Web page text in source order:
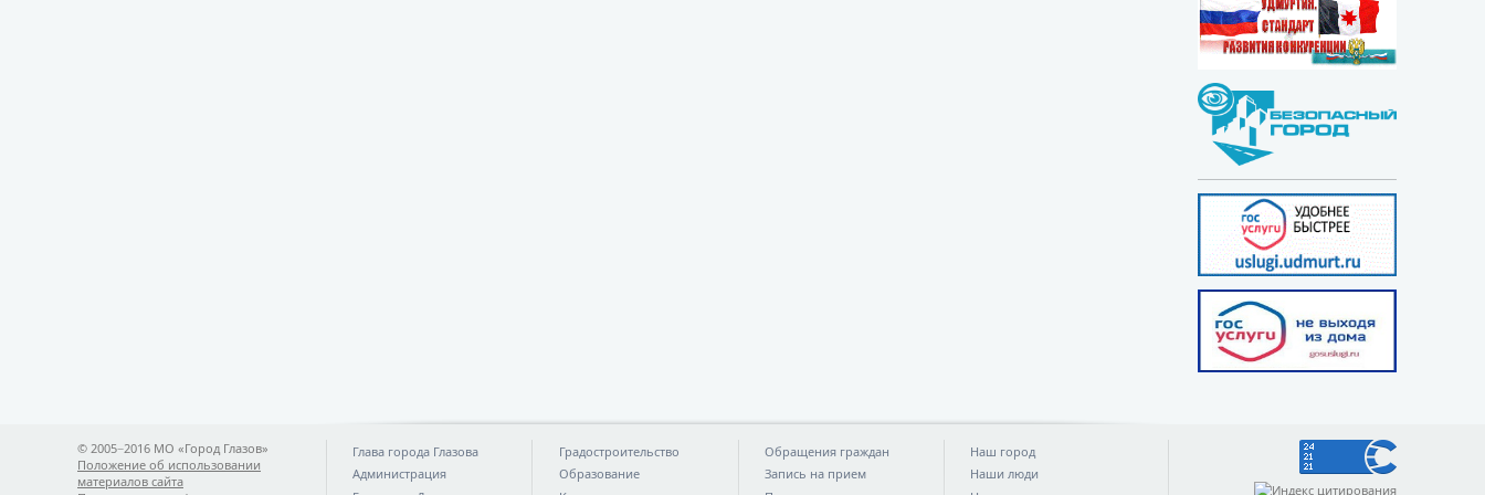
© 2005−2016 МО «Город Глазов»
Положение об использовании
материалов сайта
Глава города Глазова
Администрация
Градостроительство
Образование
Обращения граждан
Запись на прием
Наш город
Наши люди